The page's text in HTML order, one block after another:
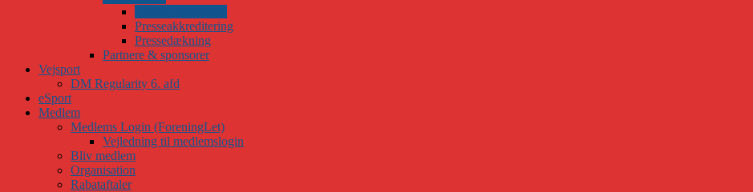
Presseakkreditering
Pressedækning
Partnere & sponsorer
Vejsport
DM Regularity 6. afd
eSport
Medlem
Medlems Login (ForeningLet)
Vejledning til medlemslogin
Bliv medlem
Organisation
Rabataftaler